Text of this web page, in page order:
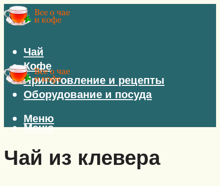
Чай
Кофе
Приготовление и рецепты
Оборудование и посуда
Меню
Меню
Чай из клевера